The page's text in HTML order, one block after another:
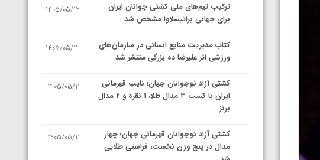
ترکیب تیم‌های ملی کشتی جوانان ایران
برای جهانی براتیسلاوا مشخص شد
1405/05/12
کتاب مدیریت منابع انسانی در سازمان‌های
ورزشی اثر علیرضا ده بزرگی منتشر شد
1405/05/12
کشتی آزاد نوجوانان جهان؛ نایب قهرمانی
ایران با کسب ۳ مدال طلا، ۱ نقره و ۲ مدال
برنز
1405/05/11
کشتی آزاد نوجوانان قهرمانی جهان؛ چهار
مدال در پنج وزن نخست، فراستی طلایی
1405/05/11